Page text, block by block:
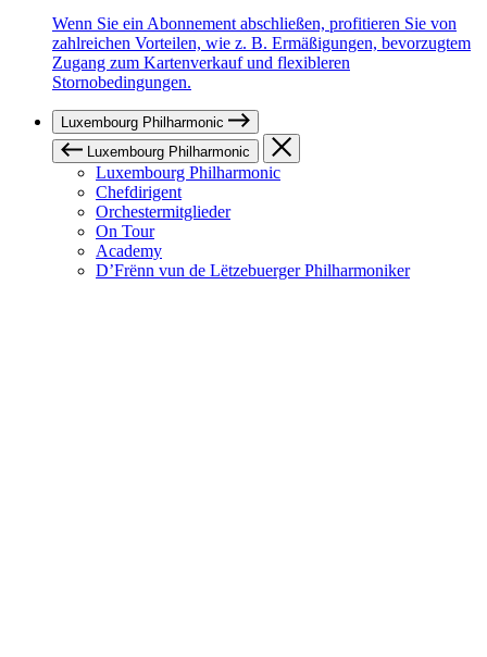
Wenn Sie ein Abonnement abschließen, profitieren Sie von
zahlreichen Vorteilen, wie z. B. Ermäßigungen, bevorzugtem
Zugang zum Kartenverkauf und flexibleren
Stornobedingungen.
Luxembourg Philharmonic
Luxembourg Philharmonic
Luxembourg Philharmonic
Chefdirigent
Orchestermitglieder
On Tour
Academy
D’Frënn vun de Lëtzebuerger Philharmoniker